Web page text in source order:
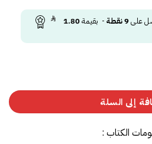
على9نقطة- بقيمة1.80
إلى السلة
الكتاب :